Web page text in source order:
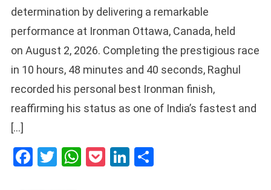
determination by delivering a remarkable
performance at Ironman Ottawa, Canada, held
on August 2, 2026. Completing the prestigious race
in 10 hours, 48 minutes and 40 seconds, Raghul
recorded his personal best Ironman finish,
reaffirming his status as one of India’s fastest and
[…]
Facebook
Twitter
WhatsApp
PocketLinkedIn